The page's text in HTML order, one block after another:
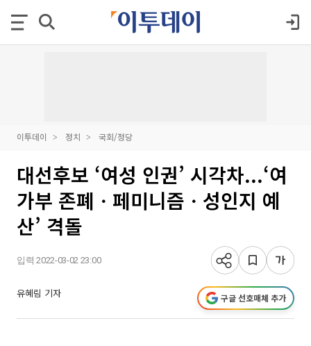
이투데이 정치 국회/정당
대선후보 ‘여성 인권’ 시각차...‘여
가부 존폐ㆍ페미니즘ㆍ성인지 예
산’ 격돌
입력 2022-03-02 23:00
유혜림 기자 구글 선호매체 추가